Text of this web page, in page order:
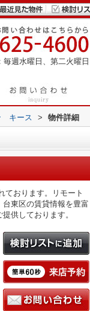
毎週水曜日、第二火曜日
キース > 物件詳細
ております。リモート
東区の賃貸情報を豊富
供しております。